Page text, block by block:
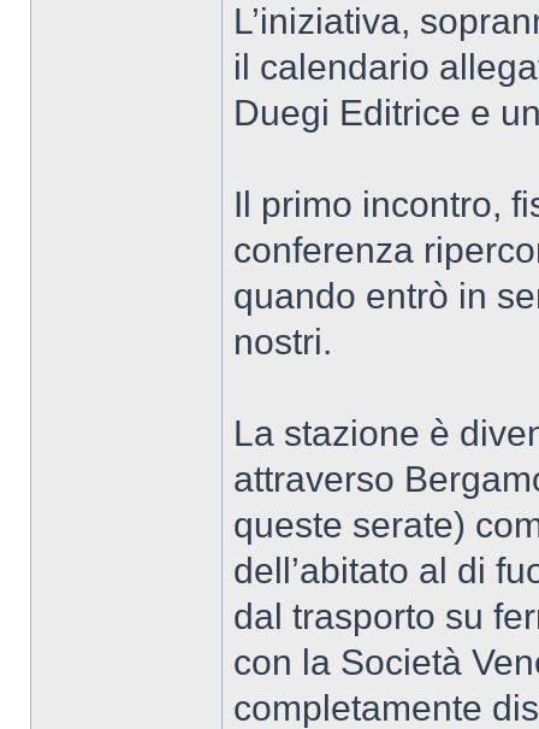
L’iniziativa,
il calendario
Duegi Editrice e
Il primo incontro,
conferenza
quando entrò in
nostri.
La stazione è
attraverso
queste serate)
dell’abitato al di
dal trasporto su
con la Società
completamente